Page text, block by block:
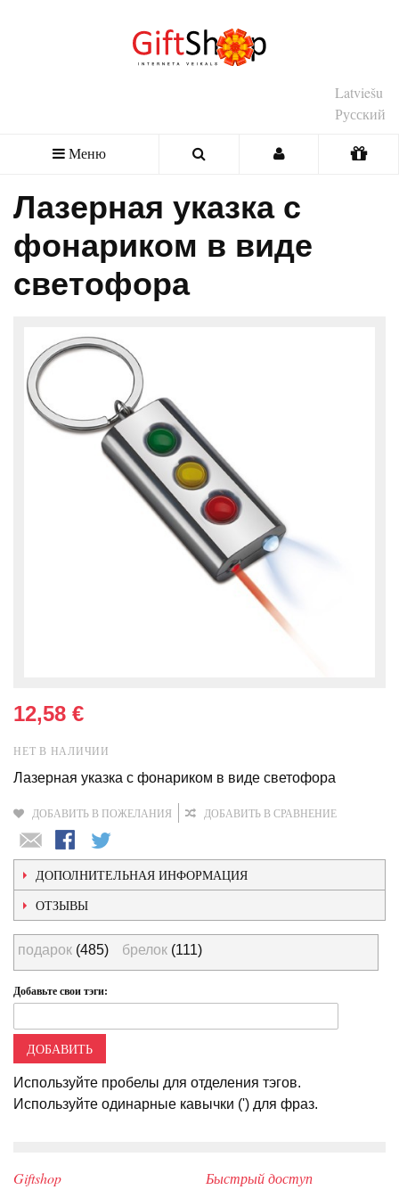
Latviešu
Русский
Меню
Лазерная указка с
фонариком в виде
светофора
12,58 €
НЕТ В НАЛИЧИИ
Лазерная указка с фонариком в виде светофора
ДОБАВИТЬ В ПОЖЕЛАНИЯ ДОБАВИТЬ В СРАВНЕНИЕ
ДОПОЛНИТЕЛЬНАЯ ИНФОРМАЦИЯ
ОТЗЫВЫ
подарок (485) брелок (111)
Добавьте свои тэги:
ДОБАВИТЬ
Используйте пробелы для отделения тэгов.
Используйте одинарные кавычки (') для фраз.
Giftshop Быстрый доступ